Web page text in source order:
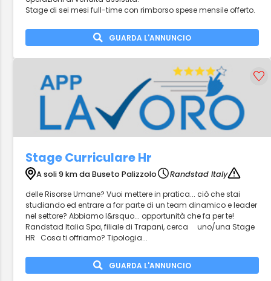
Stage di sei mesi full-time con rimborso spese mensile offerto.
GUARDA L'ANNUNCIO
Stage Curriculare Hr
A soli 9 km da Buseto Palizzolo
Randstad Italy
delle Risorse Umane? Vuoi mettere in pratica... ciò che stai
studiando ed entrare a far parte di un team dinamico e leader
nel settore? Abbiamo l&rsquo... opportunità che fa per te!
Randstad Italia Spa, filiale di Trapani, cerca uno/una Stage
HR Cosa ti offriamo? Tipologia...
GUARDA L'ANNUNCIO